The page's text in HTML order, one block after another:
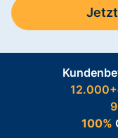
12.000+
100%